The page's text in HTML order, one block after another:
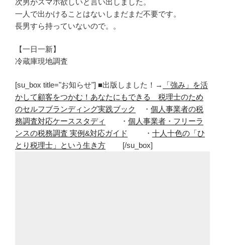
一人で出かけることはないしまだまだ不要です。
長男すら持っていないので。。
【一日一新】
冷蔵庫現地調査
[su_box title="お知らせ"] ■出版しました！→
「強み」を活
かして顧客をつかむ！あなたにもできる 税理士のため
のセルフブランディング実践ブック
・ 個人事業者の税
務調査対応ケーススタディ
・ 個人事業者・フリーラ
ンスの税務調査 実例&対応ガイド
・ 十人十色の「ひ
とり税理士」という生き方 [/su_box]